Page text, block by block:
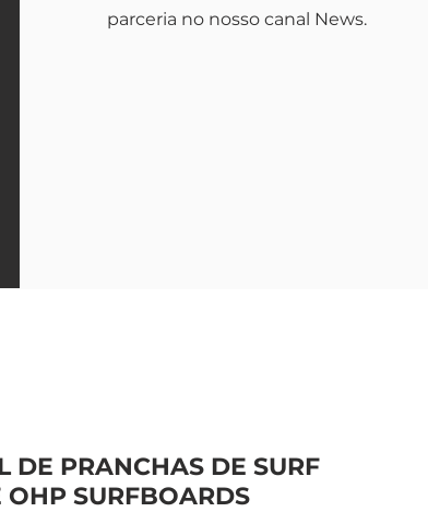
parceria no nosso canal News.
DE PRANCHAS DE SURF
OHP SURFBOARDS